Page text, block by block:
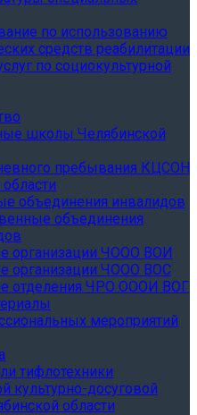
по использованию
средств реабилитации
по социокультурной
школы Челябинской
пребывания КЦСОН
объединения инвалидов
объединения
организации ЧООО ВОИ
организации ЧООО ВОС
отделения ЧРО ОООИ ВОГ
мероприятий
тифлотехники
культурно-досуговой
области